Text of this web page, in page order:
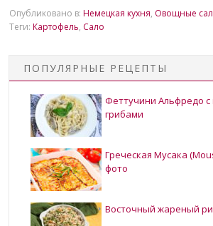
Опубликовано в:Немецкая кухня, Овощные
Теги:Картофель, Сало
ПОПУЛЯРНЫЕ РЕЦЕПТЫ
Феттучини Альфредо с
грибами
Греческая Мусака
фото
Восточный жареный